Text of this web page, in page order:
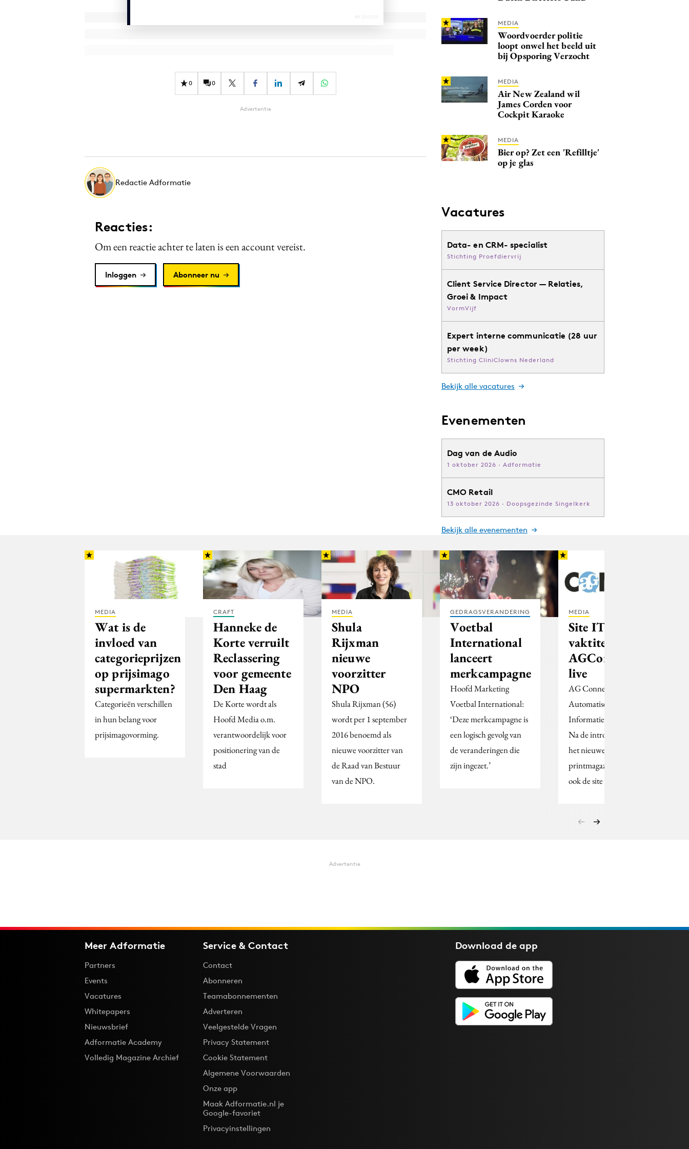
0 0
Advertentie
Redactie Adformatie
Reacties:
Om een reactie achter te laten is een account vereist.
Inloggen Abonneer nu
MEDIA
Woordvoerder politie
loopt onwel het beeld uit
bij Opsporing Verzocht
MEDIA
Air New Zealand wil
James Corden voor
Cockpit Karaoke
MEDIA
Bier op? Zet een 'Refilltje'
op je glas
Vacatures
Data- en CRM- specialist
Stichting Proefdiervrij
Client Service Director — Relaties,
Groei & Impact
VormVijf
Expert interne communicatie (28 uur
per week)
Stichting CliniClowns Nederland
Bekijk alle vacatures
Evenementen
Dag van de Audio
1 oktober 2026 · Adformatie
CMO Retail
13 oktober 2026 · Doopsgezinde Singelkerk
Bekijk alle evenementen
MEDIA
Wat is de
invloed van
categorieprijzen
op prijsimago
supermarkten?
Categorieën verschillen
in hun belang voor
prijsimagovorming.
CRAFT
Hanneke de
Korte verruilt
Reclassering
voor gemeente
Den Haag
De Korte wordt als
Hoofd Media o.m.
verantwoordelijk voor
positionering van de
stad
MEDIA
Shula
Rijxman
nieuwe
voorzitter
NPO
Shula Rijxman (56)
wordt per 1 september
2016 benoemd als
nieuwe voorzitter van
de Raad van Bestuur
van de NPO.
GEDRAGSVERANDERING
Voetbal
International
lanceert
merkcampagne
Hoofd Marketing
Voetbal International:
‘Deze merkcampagne is
een logisch gevolg van
de veranderingen die
zijn ingezet.’
MEDIA
Site IT-
vaktitel
AGConnect
live
AG Connect bundelt
AutomatiseringGids,
Informatie en IT-Infra.
Na de introductie van
het nieuwe
printmagazine, is nu
ook de site live.
Advertentie
Meer Adformatie
Partners
Events
Vacatures
Whitepapers
Nieuwsbrief
Adformatie Academy
Volledig Magazine Archief
Service & Contact
Contact
Abonneren
Teamabonnementen
Adverteren
Veelgestelde Vragen
Privacy Statement
Cookie Statement
Algemene Voorwaarden
Onze app
Maak Adformatie.nl je
Google-favoriet
Privacyinstellingen
Download deapp